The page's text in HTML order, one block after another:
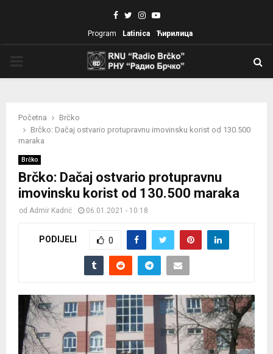
Facebook
TwitterInstagram
Youtube
Program Latinica Ћирилица
Početna
Brčko
Brčko: Dačaj ostvario protupravnu imovinsku korist od 130.500
maraka
Brčko
Brčko: Dačaj ostvario protupravnu
imovinsku korist od 130.500 maraka
od Admir Kadrić 06.01.2021 - 10:18
PODIJELI 0